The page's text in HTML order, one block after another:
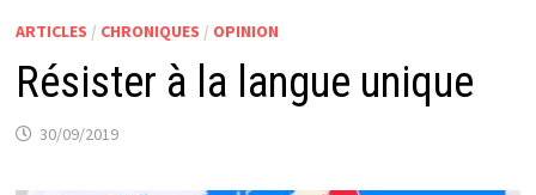
ARTICLES / CHRONIQUES / OPINION
Résister à la langue unique
30/09/2019